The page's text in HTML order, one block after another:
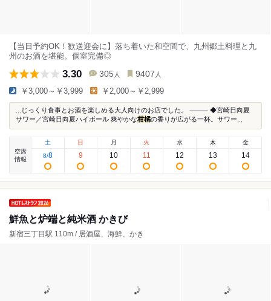
【当日予約OK！歓送迎会に】落ち着いた和空間で、九州郷土料理と九
州のお酒を堪能。個室完備◎
3.30 305 人 9407 人
￥3,000～￥3,999 ￥2,000～￥2,999
...じっくり食事とお酒を楽しめる大人向けのお店でした。 ⸻ ◆宮崎日向夏
サワー／宮崎日向夏ハイボール 爽やかな柑橘の香りが広がる一杯。サワー...
空席
情報
土
8/8
日
9
月
10
火
11
水
12
木
13
金
14
鮮魚と炉端と純米酒 かきび
新宿三丁目駅 110m / 居酒屋、海鮮、かき